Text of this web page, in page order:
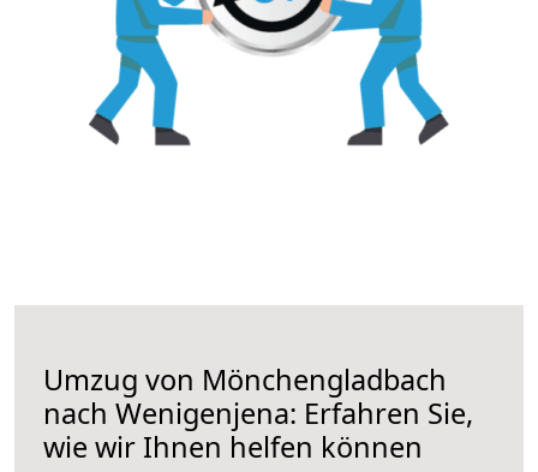
Umzug von Mönchengladbach
nach Wenigenjena: Erfahren Sie,
wie wir Ihnen helfen können